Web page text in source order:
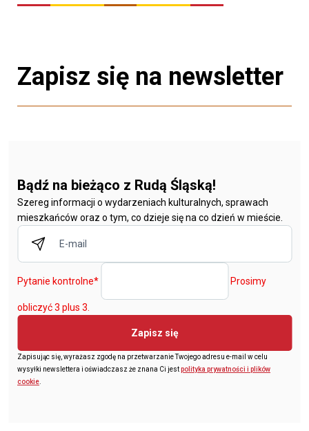
Zapisz się na newsletter
Bądź na bieżąco z Rudą Śląską!
Szereg informacji o wydarzeniach kulturalnych, sprawach
mieszkańców oraz o tym, co dzieje się na co dzień w mieście.
Pytanie kontrolne* Prosimy
obliczyć 3 plus 3.
Zapisz się
Zapisując się, wyrażasz zgodę na przetwarzanie Twojego adresu e-mail w celu
wysyłki newslettera i oświadczasz że znana Ci jestpolityka prywatności i plików
cookie